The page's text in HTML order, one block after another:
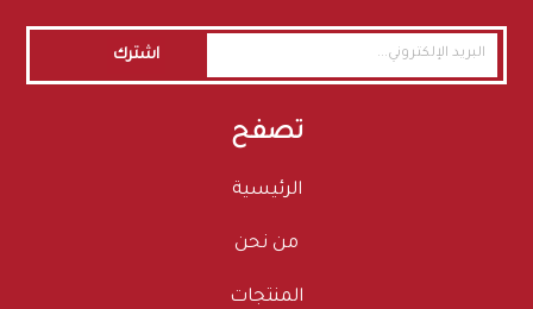
اشترك
تصفح
الرئيسية
من نحن
المنتجات